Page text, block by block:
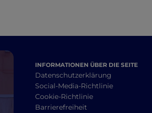
INFORMATIONEN ÜBER DIE SEITE
Datenschutzerklärung
Social-Media-Richtlinie
Cookie-Richtlinie
Barrierefreiheit